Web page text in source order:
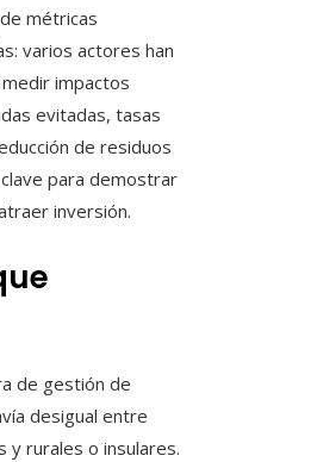
métricas
varios actores han
impactos
evitadas, tasas
de residuos
para demostrar
inversión.
de gestión de
desigual entre
y rurales o insulares.